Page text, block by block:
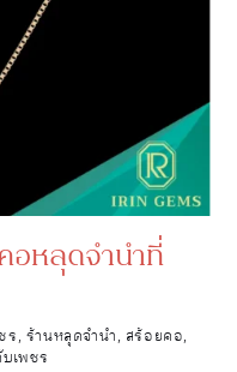
อหลุดจำนำที่
ร, ร้านหลุดจำนำ, สร้อยคอ,
เพชร